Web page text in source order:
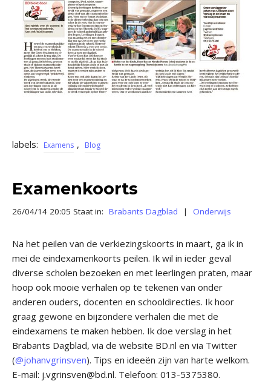
labels: Examens , Blog
Examenkoorts
26/04/14 20:05 Staat in: Brabants Dagblad | Onderwijs
Na het peilen van de verkiezingskoorts in maart, ga ik in
mei de eindexamenkoorts peilen. Ik wil in ieder geval
diverse scholen bezoeken en met leerlingen praten, maar
hoop ook mooie verhalen op te tekenen van onder
anderen ouders, docenten en schooldirecties. Ik hoor
graag gewone en bijzondere verhalen die met de
eindexamens te maken hebben. Ik doe verslag in het
Brabants Dagblad, via de website BD.nl en via Twitter
(@johanvgrinsven). Tips en ideeën zijn van harte welkom.
E-mail: j.vgrinsven@bd.nl. Telefoon: 013-5375380.